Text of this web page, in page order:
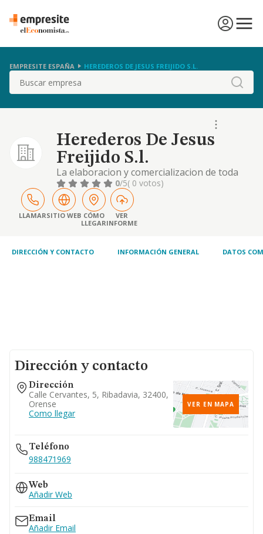
EMPRESITE ESPAÑA HEREDEROS DE JESUS FREIJIDO S.L.
Buscar
Herederos De Jesus
Freijido S.l.
La elaboracion y comercializacion de toda
clase de vinos, asi como de otras bebidas
aunque no guarden relacion directa con el
vino.
0/5( 0 votos)
LLAMARSITIO WEB CÓMO
LLEGAR
VER
INFORME
DIRECCIÓN Y CONTACTO INFORMACIÓN GENERAL DATOS
Dirección y contacto
Dirección
Calle Cervantes, 5, Ribadavia, 32400,
Orense
Como llegar
VER EN MAPA
Teléfono
988471969
Web
Añadir Web
Email
Añadir Email